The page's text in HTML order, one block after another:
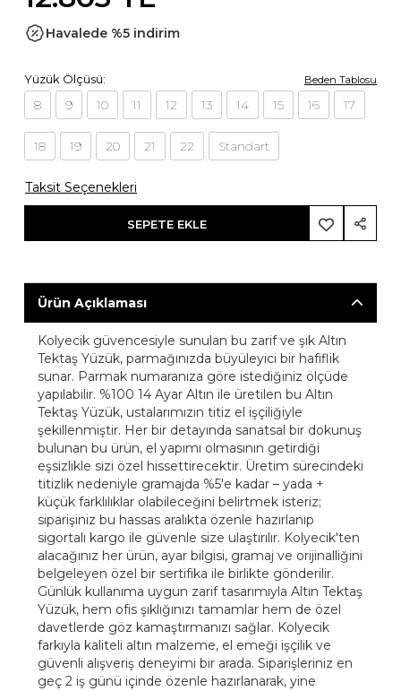
Havalede %5 indirim
Yüzük Ölçüsü: Beden Tablosu
8 9 10 11 12 13 14 15 16 17
18 19 20 21 22 Standart
Taksit Seçenekleri
SEPETE EKLE
Ürün Açıklaması
Kolyecik güvencesiyle sunulan bu zarif ve şık Altın
Tektaş Yüzük, parmağınızda büyüleyici bir hafiflik
sunar. Parmak numaranıza göre istediğiniz ölçüde
yapılabilir. %100 14 Ayar Altın ile üretilen bu Altın
Tektaş Yüzük, ustalarımızın titiz el işçiliğiyle
şekillenmiştir. Her bir detayında sanatsal bir dokunuş
bulunan bu ürün, el yapımı olmasının getirdiği
eşsizlikle sizi özel hissettirecektir. Üretim sürecindeki
titizlik nedeniyle gramajda %5'e kadar – yada +
küçük farklılıklar olabileceğini belirtmek isteriz;
siparişiniz bu hassas aralıkta özenle hazırlanıp
sigortalı kargo ile güvenle size ulaştırılır. Kolyecik'ten
alacağınız her ürün, ayar bilgisi, gramaj ve orijinalliğini
belgeleyen özel bir sertifika ile birlikte gönderilir.
Günlük kullanıma uygun zarif tasarımıyla Altın Tektaş
Yüzük, hem ofis şıklığınızı tamamlar hem de özel
davetlerde göz kamaştırmanızı sağlar. Kolyecik
farkıyla kaliteli altın malzeme, el emeği işçilik ve
güvenli alışveriş deneyimi bir arada. Siparişleriniz en
geç 2 iş günü içinde özenle hazırlanarak, yine